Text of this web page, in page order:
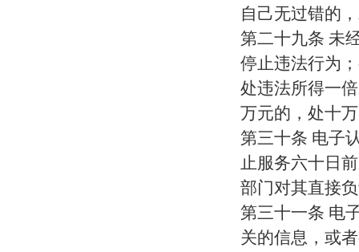
自己无过错的
第二十九条 未
停止违法行为
处违法所得一
万元的，处十
第三十条 电子
止服务六十日
部门对其直接
第三十一条 电
关的信息，或